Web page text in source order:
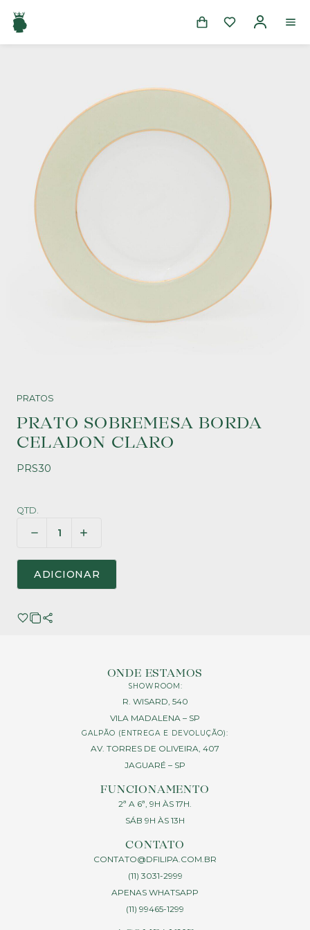
PRATOS
PRATO SOBREMESA BORDA
CELADON CLARO
PRS30
QTD.
ADICIONAR
ONDE ESTAMOS
SHOWROOM:
R. WISARD, 540
VILA MADALENA – SP
GALPÃO (ENTREGA E DEVOLUÇÃO):
AV. TORRES DE OLIVEIRA, 407
JAGUARÉ – SP
FUNCIONAMENTO
2ª A 6ª, 9H ÀS 17H.
SÁB 9H ÀS 13H
CONTATO
CONTATO@DFILIPA.COM.BR
(11) 3031-2999
APENAS WHATSAPP
(11) 99465-1299